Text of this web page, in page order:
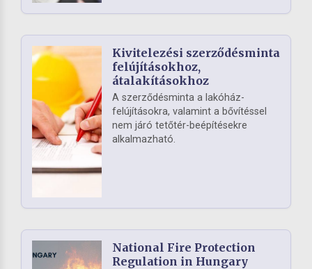
Kivitelezési szerződésminta
felújításokhoz,
átalakításokhoz
A szerződésminta a lakóház-
felújításokra, valamint a bővítéssel
nem járó tetőtér-beépítésekre
alkalmazható.
National Fire Protection
Regulation in Hungary